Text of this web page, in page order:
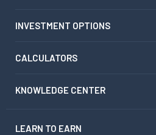
INVESTMENT OPTIONS
CALCULATORS
KNOWLEDGE CENTER
LEARN TO EARN